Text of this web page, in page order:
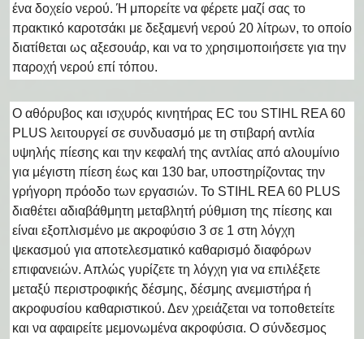
ένα δοχείο νερού. Ή μπορείτε να φέρετε μαζί σας το
πρακτικό καροτσάκι με δεξαμενή νερού 20 λίτρων, το οποίο
διατίθεται ως αξεσουάρ, και να το χρησιμοποιήσετε για την
παροχή νερού επί τόπου.
Ο αθόρυβος και ισχυρός κινητήρας EC του STIHL REA 60
PLUS λειτουργεί σε συνδυασμό με τη στιβαρή αντλία
υψηλής πίεσης και την κεφαλή της αντλίας από αλουμίνιο
για μέγιστη πίεση έως και 130 bar, υποστηρίζοντας την
γρήγορη πρόοδο των εργασιών. Το STIHL REA 60 PLUS
διαθέτει αδιαβάθμητη μεταβλητή ρύθμιση της πίεσης και
είναι εξοπλισμένο με ακροφύσιο 3 σε 1 στη λόγχη
ψεκασμού για αποτελεσματικό καθαρισμό διαφόρων
επιφανειών. Απλώς γυρίζετε τη λόγχη για να επιλέξετε
μεταξύ περιστροφικής δέσμης, δέσμης ανεμιστήρα ή
ακροφυσίου καθαριστικού. Δεν χρειάζεται να τοποθετείτε
και να αφαιρείτε μεμονωμένα ακροφύσια. Ο σύνδεσμος